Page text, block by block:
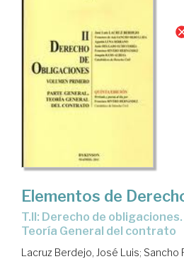
Elementos de
T.II: Derecho de obligaciones. Vol.1º: Parte General.
Teoría General del contrato
Lacruz Berdejo, José Luis; Sancho